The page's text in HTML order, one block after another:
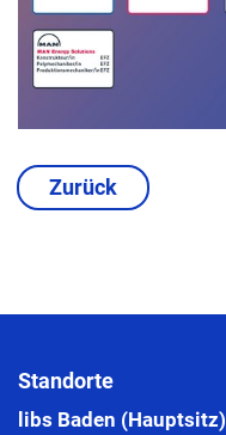
Zurück
Standorte
libs Baden (Hauptsitz)